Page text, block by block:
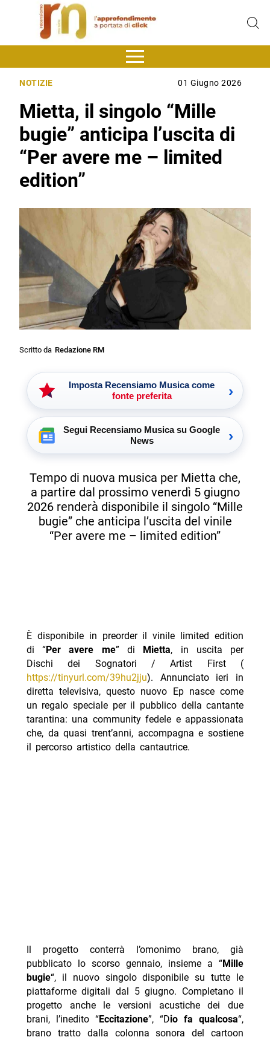
NOTIZIE 01 Giugno 2026
Mietta, il singolo “Mille
bugie” anticipa l’uscita di
“Per avere me – limited
edition”
Scritto da Redazione RM
Imposta Recensiamo Musica come
fonte preferita
›
Segui Recensiamo Musica su Google
News
›
Tempo di nuova musica per Mietta che,
a partire dal prossimo venerdì 5 giugno
2026 renderà disponibile il singolo “Mille
bugie” che anticipa l’uscita del vinile
“Per avere me – limited edition”
È disponibile in preorder il vinile limited edition
di “Per avere me” di Mietta, in uscita per
Dischi dei Sognatori / Artist First (
https://tinyurl.com/39hu2jju). Annunciato ieri in
diretta televisiva, questo nuovo Ep nasce come
un regalo speciale per il pubblico della cantante
tarantina: una community fedele e appassionata
che, da quasi trent’anni, accompagna e sostiene
il percorso artistico della cantautrice.
Il progetto conterrà l’omonimo brano, già
pubblicato lo scorso gennaio, insieme a “Mille
bugie“, il nuovo singolo disponibile su tutte le
piattaforme digitali dal 5 giugno. Completano il
progetto anche le versioni acustiche dei due
brani, l’inedito “Eccitazione”, “Dio fa qualcosa“,
brano tratto dalla colonna sonora del cartoon